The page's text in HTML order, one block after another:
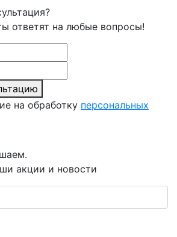
ответят на любые вопросы!
на обработку персональных
акции и новости